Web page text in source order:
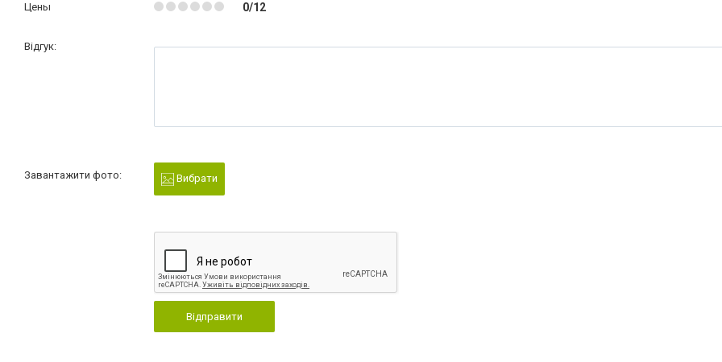
Цены 0/12
Відгук:
Завантажити фото: Вибрати
Відправити